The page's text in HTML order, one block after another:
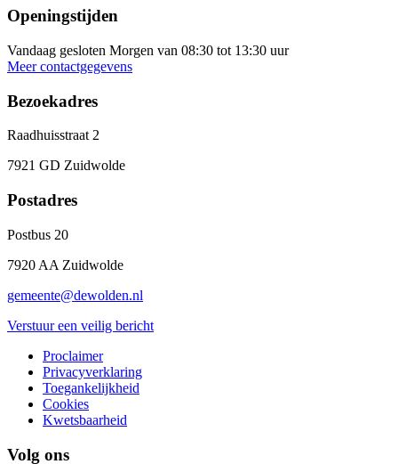
Openingstijden
Vandaag gesloten Morgen van 08:30 tot 13:30 uur
Meer contactgegevens
Bezoekadres
Raadhuisstraat 2
7921 GD Zuidwolde
Postadres
Postbus 20
7920 AA Zuidwolde
gemeente@dewolden.nl
Verstuur een veilig bericht
Proclaimer
Privacyverklaring
Toegankelijkheid
Cookies
Kwetsbaarheid
Volg ons